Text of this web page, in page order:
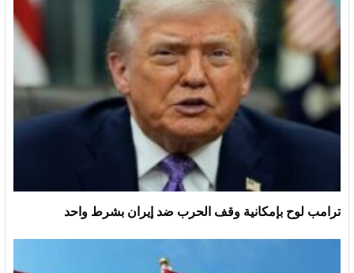
ترامب لوح بإمكانية وقف الحرب ضد إيران بشرط واحد